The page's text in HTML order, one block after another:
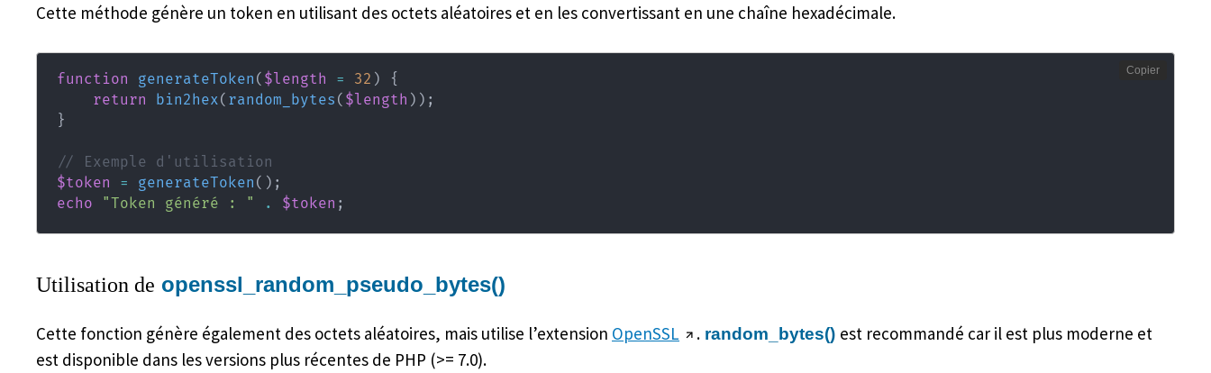
Cette méthode génère un token en utilisant des octets aléatoires et en les convertissant en une chaîne hexadécimale.
function generateToken ( $length = 32 )
{
return
bin2hex( random_bytes ( $length ) ) ;
}
// Exemple d'utilisation
$token
= generateToken ( ) ;
echo
"Token généré : " . $token ;
Copier
Utilisation de openssl_random_pseudo_bytes()
Cette fonction génère également des octets aléatoires, mais utilise l’extension OpenSSL . random_bytes() est recommandé car il est plus moderne et
est disponible dans les versions plus récentes de PHP (>= 7.0).